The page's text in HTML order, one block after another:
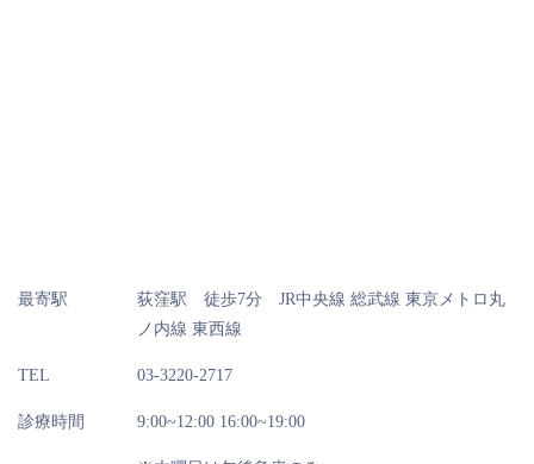
最寄駅
荻窪駅 徒歩7分 JR中央線 総武線 東京メトロ丸
ノ内線 東西線
TEL 03-3220-2717
診療時間 9:00~12:00 16:00~19:00